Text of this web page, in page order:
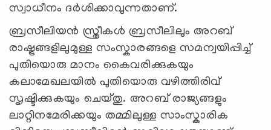
സ്വാധീനം ദർശിക്കാവുന്നതാണ്.
ബ്രസീലിയൻ സ്ത്രീകൾ ബ്രസീലിലും അറബ്
രാഷ്ട്രങ്ങളിലുമുള്ള സംസ്കാരങ്ങളെ സമന്വയിപ്പിച്ച്
പുതിയൊരു മാനം കൈവരിക്കുകയും
കലാമേഖലയിൽ പുതിയൊരു വഴിത്തിരിവ്
സൃഷ്ടിക്കുകയും ചെയ്തു. അറബ് രാജ്യങ്ങളും
ലാറ്റിനമേരിക്കയും തമ്മിലുള്ള സാംസ്കാരിക